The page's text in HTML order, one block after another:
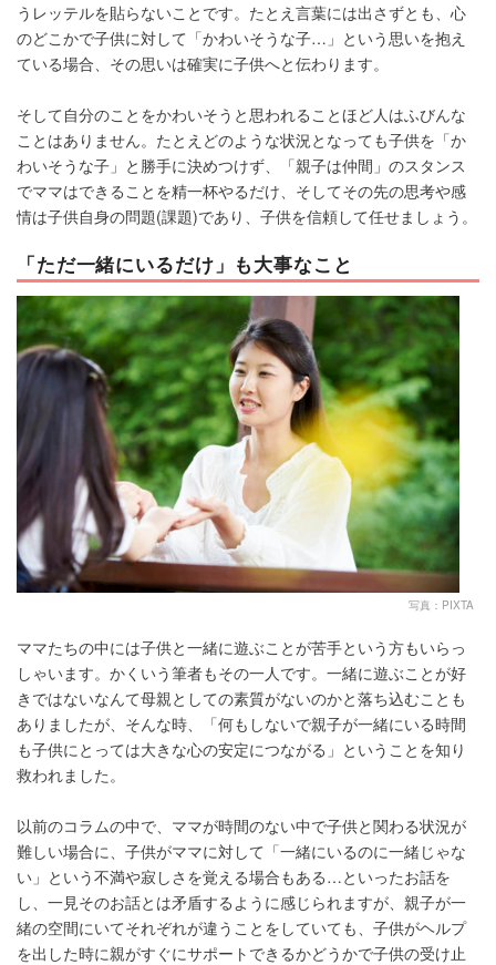
うレッテルを貼らないことです。たとえ言葉には出さずとも、心
のどこかで子供に対して「かわいそうな子…」という思いを抱え
ている場合、その思いは確実に子供へと伝わります。
そして自分のことをかわいそうと思われることほど人はふびんな
ことはありません。たとえどのような状況となっても子供を「か
わいそうな子」と勝手に決めつけず、「親子は仲間」のスタンス
でママはできることを精一杯やるだけ、そしてその先の思考や感
情は子供自身の問題(課題)であり、子供を信頼して任せましょう。
「ただ一緒にいるだけ」も大事なこと
写真：PIXTA
ママたちの中には子供と一緒に遊ぶことが苦手という方もいらっ
しゃいます。かくいう筆者もその一人です。一緒に遊ぶことが好
きではないなんて母親としての素質がないのかと落ち込むことも
ありましたが、そんな時、「何もしないで親子が一緒にいる時間
も子供にとっては大きな心の安定につながる」ということを知り
救われました。
以前のコラムの中で、ママが時間のない中で子供と関わる状況が
難しい場合に、子供がママに対して「一緒にいるのに一緒じゃな
い」という不満や寂しさを覚える場合もある…といったお話を
し、一見そのお話とは矛盾するように感じられますが、親子が一
緒の空間にいてそれぞれが違うことをしていても、子供がヘルプ
を出した時に親がすぐにサポートできるかどうかで子供の受け止